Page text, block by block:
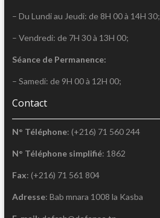
– Du Lundi au Jeudi: de 8H 00 à 14H 30;
– Vendredi: de 7H 30 à 13H 00;
Séance de Permanence:
– Samedi: de 9H 00 à 12H 00;
Contact
N° Téléphone: (+216) 71 560 244
N° Téléphone simplifié: 1862
Fax: (+216) 71 561 804
Adresse: Bab mnara 1008 la Kasba